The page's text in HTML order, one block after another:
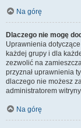
Na górę
Dlaczego nie mogę
Uprawnienia
każdej grupy i dla
zezwolić na
przyznał uprawnienia
dlaczego nie możesz
administratorem
Na górę